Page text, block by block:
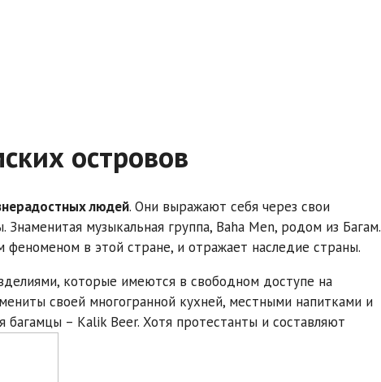
островов
людей. Они выражают себя через свои
музыкальная группа, Baha Men, родом из Багам.
феноменом в этой стране, и отражает наследие страны.
которые имеются в свободном доступе на
своей многогранной кухней, местными напитками и
– Kalik Beer. Хотя протестанты и составляют